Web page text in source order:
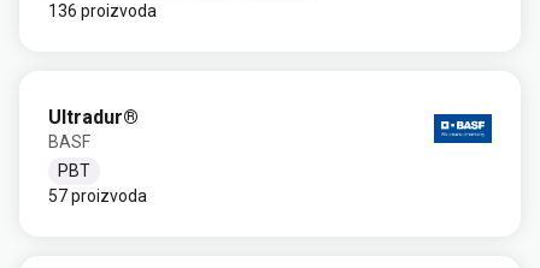
136 proizvoda
Ultradur®
BASF
PBT
57 proizvoda